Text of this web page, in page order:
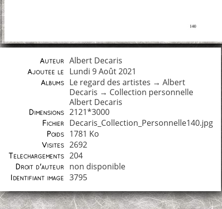
Auteur Albert Decaris
Ajoutée le Lundi 9 Août 2021
Albums Le regard des artistes → Albert
Decaris → Collection personnelle
Albert Decaris
Dimensions 2121*3000
Fichier Decaris_Collection_Personnelle140.jpg
Poids 1781 Ko
Visites 2692
Téléchargements 204
Droit d'auteur non disponible
Identifiant image 3795